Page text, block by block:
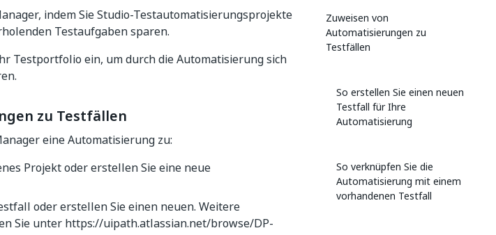
indem Sie Studio-Testautomatisierungsprojekte
Testaufgaben sparen.
Testportfolio ein, um durch die Automatisierung sich
zu Testfällen
eine Automatisierung zu:
Projekt oder erstellen Sie eine neue
oder erstellen Sie einen neuen. Weitere
Sie unter https://uipath.atlassian.net/browse/DP-
Zuweisen von
Automatisierungen zu
Testfällen
So erstellen Sie einen neuen
Testfall für Ihre
Automatisierung
So verknüpfen Sie die
Automatisierung mit einem
vorhandenen Testfall